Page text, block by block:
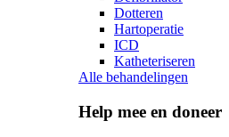
Dotteren
Hartoperatie
ICD
Katheteriseren
Alle behandelingen
Help mee en doneer